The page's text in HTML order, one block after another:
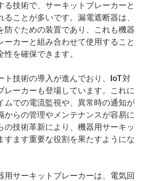
る技術で、サーキットブレーカーと
ことが多いです。漏電遮断器は、
防ぐための装置であり、これも機器
ーカーと組み合わせて使用すること
を確保できます。
ト技術の導入が進んでおり、IoT対
レーカーも登場しています。これに
ムでの電流監視や、異常時の通知が
からの管理やメンテナンスが容易に
の技術革新により、機器用サーキッ
すます重要な役割を果たすようにな
用サーキットブレーカーは、電気回